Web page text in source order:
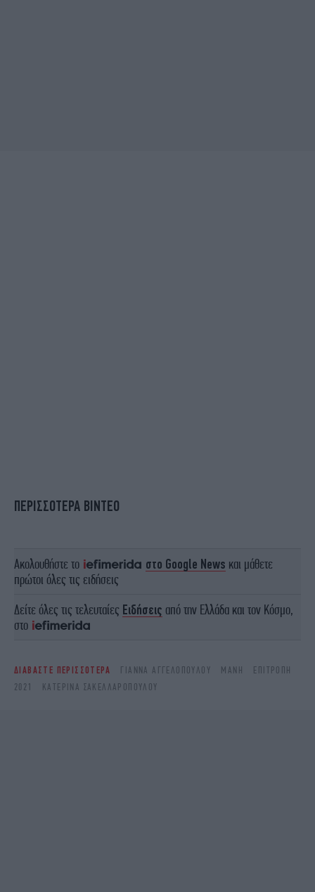
ΠΕΡΙΣΣΟΤΕΡΑ ΒΙΝΤΕΟ
Ακολουθήστε το στο Google News και μάθετε
πρώτοι όλες τις ειδήσεις
Δείτε όλες τις τελευταίες Ειδήσεις από την Ελλάδα και τον Κόσμο,
στο
ΔΙΑΒΑΣΤΕ ΠΕΡΙΣΣΟΤΕΡΑ ΓΙΆΝΝΑ ΑΓΓΕΛΟΠΟΎΛΟΥ ΜΆΝΗ
ΕΠΙΤΡΟΠΉ
2021
ΚΑΤΕΡΊΝΑ ΣΑΚΕΛΛΑΡΟΠΟΎΛΟΥ